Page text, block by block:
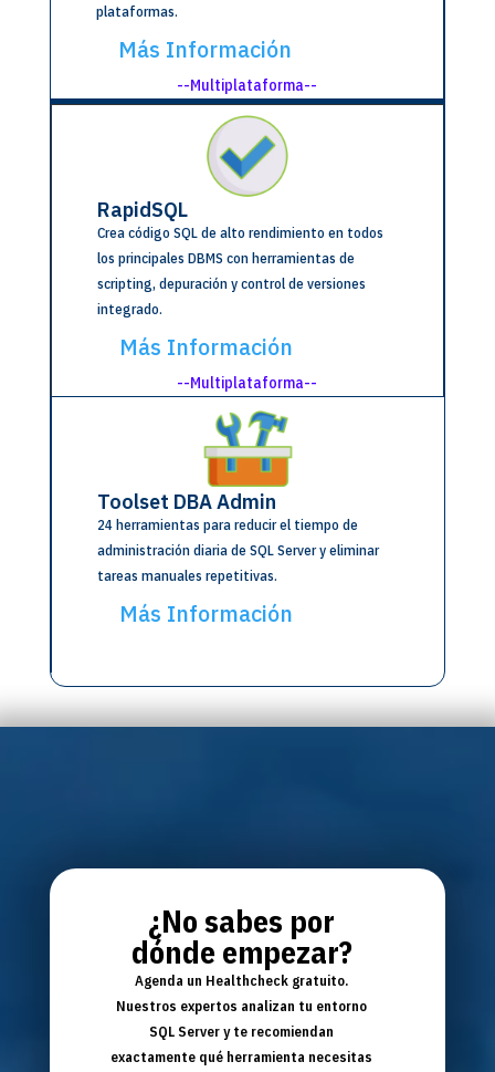
plataformas.
Más Información
--Multiplataforma--
RapidSQL
Crea código SQL de alto rendimiento en todos
los principales DBMS con herramientas de
scripting, depuración y control de versiones
integrado.
Más Información
--Multiplataforma--
Toolset DBA Admin
24 herramientas para reducir el tiempo de
administración diaria de SQL Server y eliminar
tareas manuales repetitivas.
Más Información
¿No sabes por
dónde empezar?
Agenda un Healthcheck gratuito.
Nuestros expertos analizan tu entorno
SQL Server y te recomiendan
exactamente qué herramienta necesitas